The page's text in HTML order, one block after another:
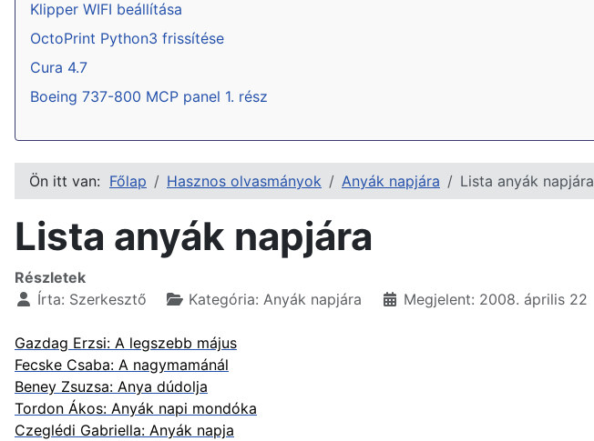
Klipper WIFI beállítása
OctoPrint Python3 frissítése
Cura 4.7
Boeing 737-800 MCP panel 1. rész
Ön itt van: Főlap Hasznos olvasmányok Anyák napjára Lista anyák napjára
Lista anyák napjára
Részletek
Írta: Szerkesztő Kategória: Anyák napjára Megjelent: 2008. április 22
Gazdag Erzsi: A legszebb május
Fecske Csaba: A nagymamánál
Beney Zsuzsa: Anya dúdolja
Tordon Ákos: Anyák napi mondóka
Czeglédi Gabriella: Anyák napja